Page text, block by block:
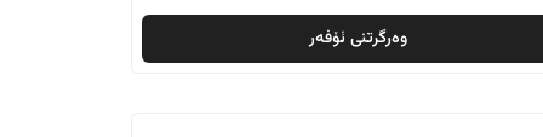
وەرگرتنی ئۆفەر